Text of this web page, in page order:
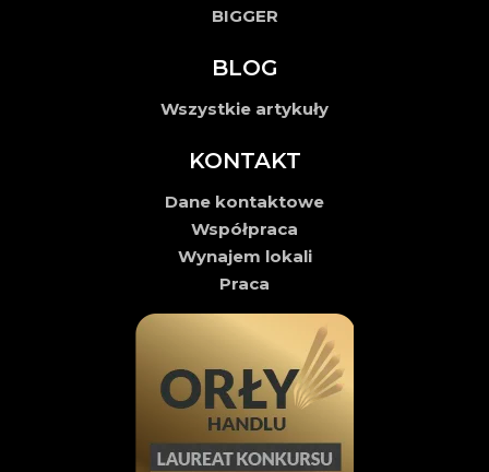
BIGGER
BLOG
Wszystkie artykuły
KONTAKT
Dane kontaktowe
Współpraca
Wynajem lokali
Praca